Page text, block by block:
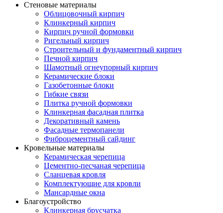
Стеновые материалы
Облицовочный кирпич
Клинкерный кирпич
Кирпич ручной формовки
Ригельный кирпич
Строительный и фундаментный кирпич
Печной кирпич
Шамотный огнеупорный кирпич
Керамические блоки
Газобетонные блоки
Гибкие связи
Плитка ручной формовки
Клинкерная фасадная плитка
Декоративный камень
Фасадные термопанели
Фиброцементный сайдинг
Кровельные материалы
Керамическая черепица
Цементно-песчаная черепица
Сланцевая кровля
Комплектующие для кровли
Мансардные окна
Благоустройство
Клинкерная брусчатка